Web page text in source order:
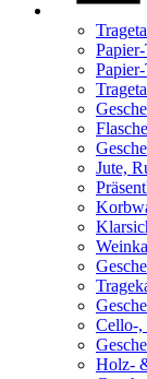
Jute,
Cello-,
Holz-